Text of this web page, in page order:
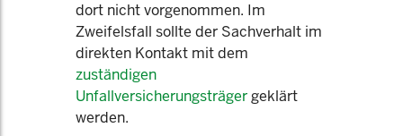
dort nicht vorgenommen. Im
Zweifelsfall sollte der Sachverhalt im
direkten Kontakt mit dem
zuständigen
Unfallversicherungsträgergeklärt
werden.